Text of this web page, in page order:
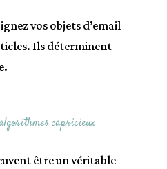
vos objets d’email
Ils déterminent
capricieux
être un véritable